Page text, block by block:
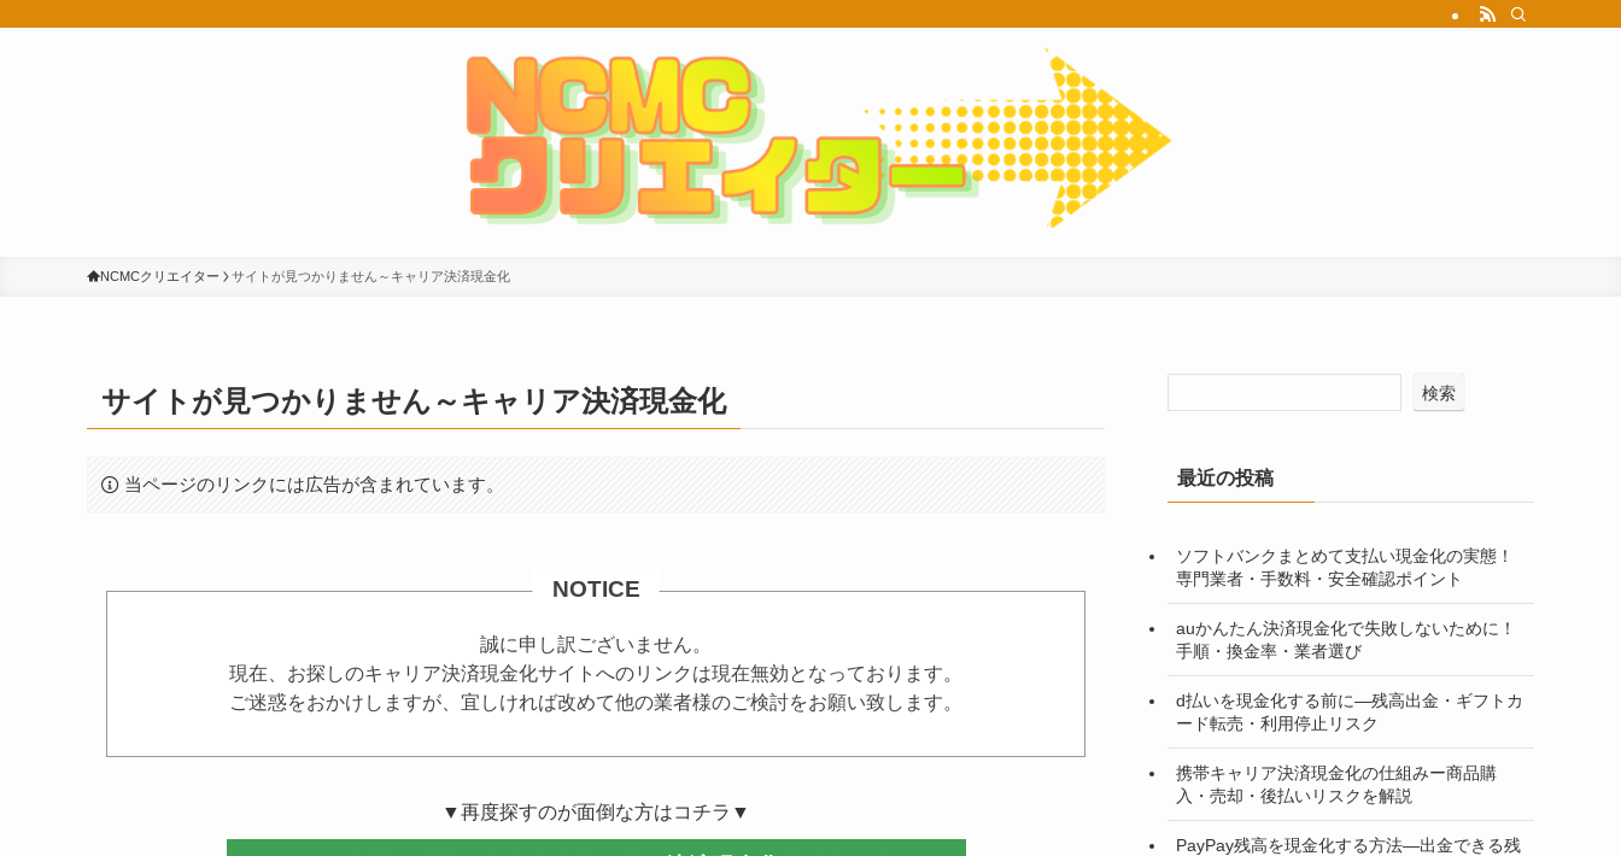
NCMCクリエイター サイトが見つかりません～キャリア決済現金化
サイトが見つかりません～キャリア決済現金化
当ページのリンクには広告が含まれています。
NOTICE
誠に申し訳ございません。
現在、お探しのキャリア決済現金化サイトへのリンクは現在無効となっております。
ご迷惑をおかけしますが、宜しければ改めて他の業者様のご検討をお願い致します。
▼再度探すのが面倒な方はコチラ▼
検索
最近の投稿
ソフトバンクまとめて支払い現金化の実態！
専門業者・手数料・安全確認ポイント
auかんたん決済現金化で失敗しないために！
手順・換金率・業者選び
d払いを現金化する前に―残高出金・ギフトカ
ード転売・利用停止リスク
携帯キャリア決済現金化の仕組みー商品購
入・売却・後払いリスクを解説
PayPay残高を現金化する方法―出金できる残